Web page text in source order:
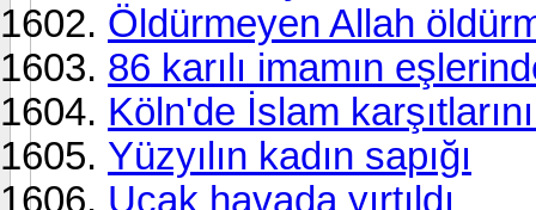
Öldürmeyen Allah
86 karılı imamın
Köln'de İslam
Yüzyılın kadın sapığı
Uçak havada yırtıldı